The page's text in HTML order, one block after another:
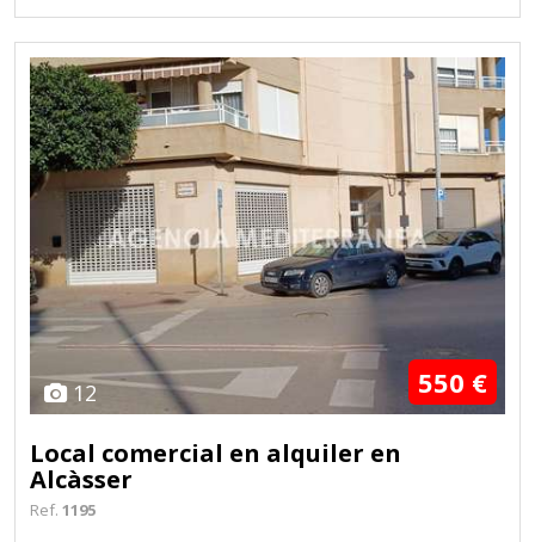
12 550 €
Local comercial en alquiler en
Alcàsser
Ref. 1195